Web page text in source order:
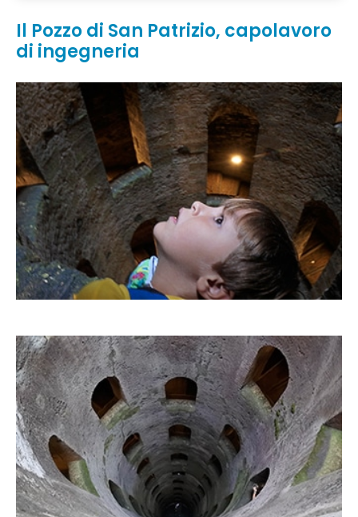
Il Pozzo di San Patrizio, capolavoro
di ingegneria